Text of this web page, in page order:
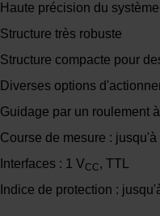
Haute précision du
Structure très robuste
Structure compacte pour
Diverses options
Guidage par un roulement
Course de mesure : jusqu'à
Interfaces : 1 VCC, TTL
Indice de protection :